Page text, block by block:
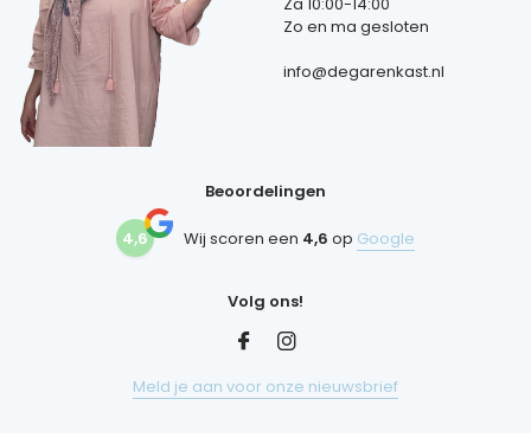
Zo en ma gesloten
info@degarenkast.nl
Beoordelingen
4,6 Wij scoren een 4,6 op Google
Volg ons!
Meld je aan voor onze nieuwsbrief